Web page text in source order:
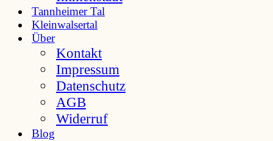
Tannheimer Tal
Kleinwalsertal
Über
Kontakt
Impressum
Datenschutz
AGB
Widerruf
Blog